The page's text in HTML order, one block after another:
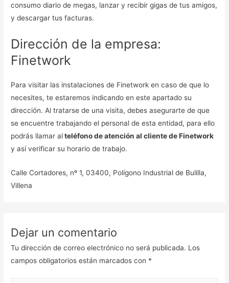
consumo diario de megas, lanzar y recibir gigas de tus amigos,
y descargar tus facturas.
Dirección de la empresa:
Finetwork
Para visitar las instalaciones de Finetwork en caso de que lo
necesites, te estaremos indicando en este apartado su
dirección. Al tratarse de una visita, debes asegurarte de que
se encuentre trabajando el personal de esta entidad, para ello
podrás llamar alteléfono de atención al cliente de Finetwork
y así verificar su horario de trabajo.
Calle Cortadores, nº 1, 03400, Polígono Industrial de Bulilla,
Villena
Dejar un comentario
Tu dirección de correo electrónico no será publicada. Los
campos obligatorios están marcados con *